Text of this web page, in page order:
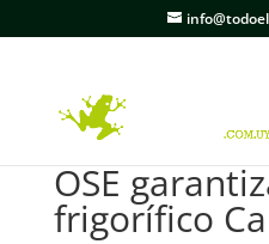
OSE
frigorífico